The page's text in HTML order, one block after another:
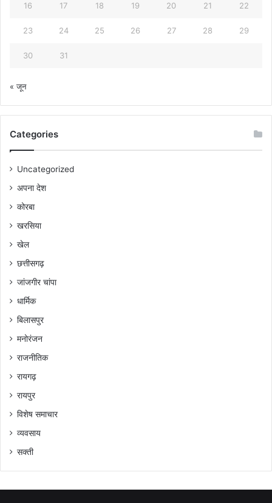
16 17 18 19 20 21 22
23 24 25 26 27 28 29
30 31
« जून
Categories
Uncategorized
अपना देश
कोरबा
खरसिया
खेल
छत्तीसगढ़
जांजगीर चांपा
धार्मिक
बिलासपुर
मनोरंजन
राजनीतिक
रायगढ़
रायपुर
विशेष समाचार
व्यवसाय
सक्ती